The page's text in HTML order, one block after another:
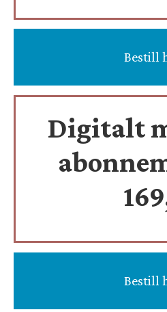
Bestill
Digitalt
Bestill